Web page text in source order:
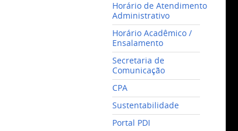
Horário de Atendimento
Administrativo
Horário Acadêmico /
Ensalamento
Secretaria de
Comunicação
CPA
Sustentabilidade
Portal PDI